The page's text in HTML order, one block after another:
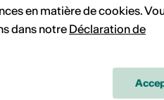
en matière de cookies.
dans notre Déclaration de